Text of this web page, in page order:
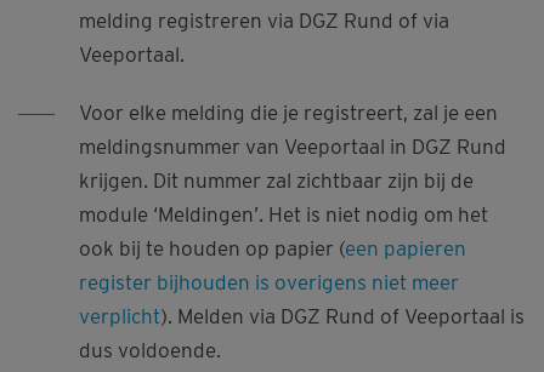
melding registreren via DGZ Rund of via
Veeportaal.
Voor elke melding die je registreert, zal je een
meldingsnummer van Veeportaal in DGZ Rund
krijgen. Dit nummer zal zichtbaar zijn bij de
module ‘Meldingen’. Het is niet nodig om het
ook bij te houden op papier (een papieren
register bijhouden is overigens niet meer
verplicht). Melden via DGZ Rund of Veeportaal is
dus voldoende.